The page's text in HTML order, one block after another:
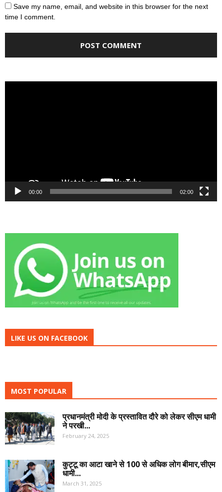
Save my name, email, and website in this browser for the next
time I comment.
00:00 02:00
LIKE US ON FACEBOOK
MOST POPULAR
प्रधानमंत्री मोदी के प्रस्तावित दौरे को लेकर सीएम धामी
ने परखी...
February 24, 2025
कुट्टू का आटा खाने से 100 से अधिक लोग बीमार,सीएम
धामी...
March 31, 2025